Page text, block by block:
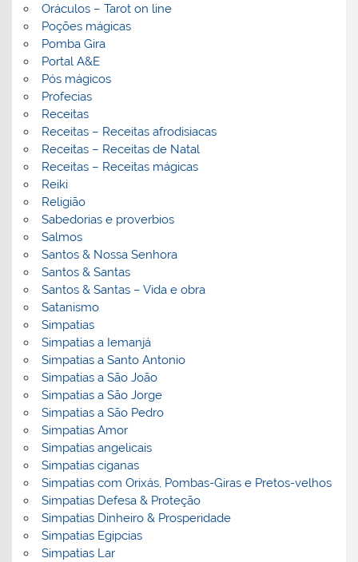
Oráculos – Tarot on line
Poções mágicas
Pomba Gira
Portal A&E
Pós mágicos
Profecias
Receitas
Receitas – Receitas afrodisiacas
Receitas – Receitas de Natal
Receitas – Receitas mágicas
Reiki
Religião
Sabedorias e proverbios
Salmos
Santos & Nossa Senhora
Santos & Santas
Santos & Santas – Vida e obra
Satanismo
Simpatias
Simpatias a Iemanjá
Simpatias a Santo Antonio
Simpatias a São João
Simpatias a São Jorge
Simpatias a São Pedro
Simpatias Amor
Simpatias angelicais
Simpatias ciganas
Simpatias com Orixás, Pombas-Giras e Pretos-velhos
Simpatias Defesa & Proteção
Simpatias Dinheiro & Prosperidade
Simpatias Egipcias
Simpatias Lar